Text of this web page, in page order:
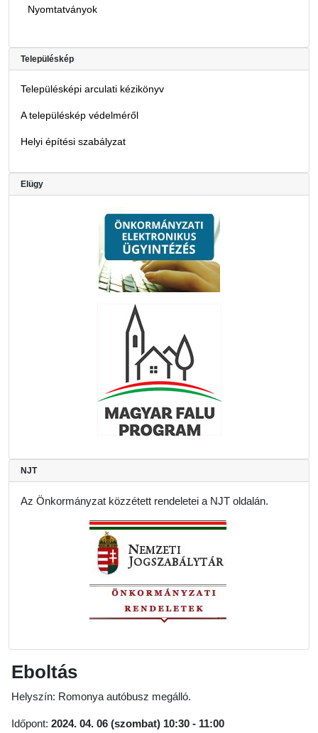
Nyomtatványok
Településkép
Településképi arculati kézikönyv
A településkép védelméről
Helyi építési szabályzat
Elügy
NJT
Az Önkormányzat közzétett rendeletei a NJT oldalán.
Eboltás
Helyszín: Romonya autóbusz megálló.
Időpont: 2024. 04. 06 (szombat) 10:30 - 11:00